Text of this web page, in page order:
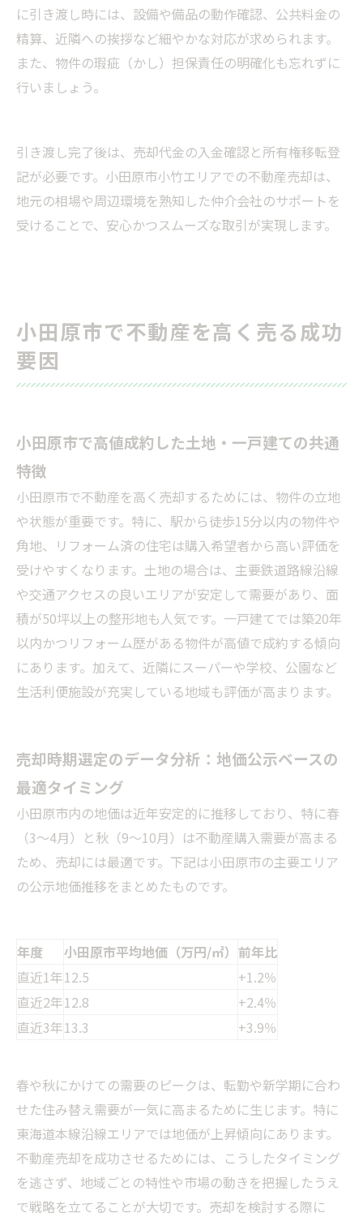
に引き渡し時には、設備や備品の動作確認、公共料金の
精算、近隣への挨拶など細やかな対応が求められます。
また、物件の瑕疵（かし）担保責任の明確化も忘れずに
行いましょう。
引き渡し完了後は、売却代金の入金確認と所有権移転登
記が必要です。小田原市小竹エリアでの不動産売却は、
地元の相場や周辺環境を熟知した仲介会社のサポートを
受けることで、安心かつスムーズな取引が実現します。
小田原市で不動産を高く売る成功
要因
小田原市で高値成約した土地・一戸建ての共通
特徴
小田原市で不動産を高く売却するためには、物件の立地
や状態が重要です。特に、駅から徒歩15分以内の物件や
角地、リフォーム済の住宅は購入希望者から高い評価を
受けやすくなります。土地の場合は、主要鉄道路線沿線
や交通アクセスの良いエリアが安定して需要があり、面
積が50坪以上の整形地も人気です。一戸建てでは築20年
以内かつリフォーム歴がある物件が高値で成約する傾向
にあります。加えて、近隣にスーパーや学校、公園など
生活利便施設が充実している地域も評価が高まります。
売却時期選定のデータ分析：地価公示ベースの
最適タイミング
小田原市内の地価は近年安定的に推移しており、特に春
（3～4月）と秋（9～10月）は不動産購入需要が高まる
ため、売却には最適です。下記は小田原市の主要エリア
の公示地価推移をまとめたものです。
年度 小田原市平均地価（万円/㎡） 前年比
直近1年12.5
+1.2％
直近2年12.8
+2.4％
直近3年13.3 +3.9％
春や秋にかけての需要のピークは、転勤や新学期に合わ
せた住み替え需要が一気に高まるために生じます。特に
東海道本線沿線エリアでは地価が上昇傾向にあります。
不動産売却を成功させるためには、こうしたタイミング
を逃さず、地域ごとの特性や市場の動きを把握したうえ
で戦略を立てることが大切です。売却を検討する際に